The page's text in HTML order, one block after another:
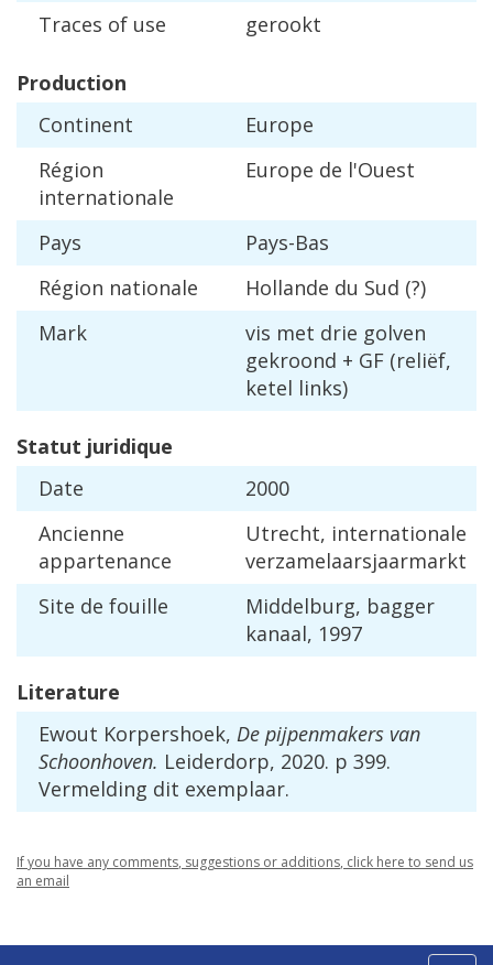
Traces of use gerookt
Production
Continent
Europe
Région
internationale
Europe de l'Ouest
Pays Pays-Bas
Région nationale Hollande du Sud (?)
Mark
vis met drie golven
gekroond + GF (reliëf,
ketel links)
Statut juridique
Date
2000
Ancienne
appartenance
Utrecht, internationale
verzamelaarsjaarmarkt
Site de fouille Middelburg, bagger
kanaal, 1997
Literature
Ewout Korpershoek, De pijpenmakers van
Schoonhoven. Leiderdorp, 2020. p 399.
Vermelding dit exemplaar.
Ifyou have any comments, suggestions or additions, click here to send us
an email